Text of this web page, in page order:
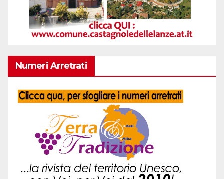
Numeri Arretrati